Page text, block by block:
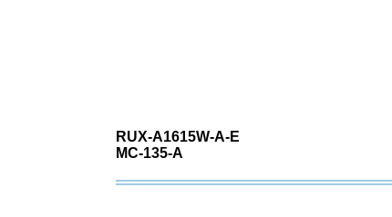
RUX-A1615W-A-E
MC-135-A